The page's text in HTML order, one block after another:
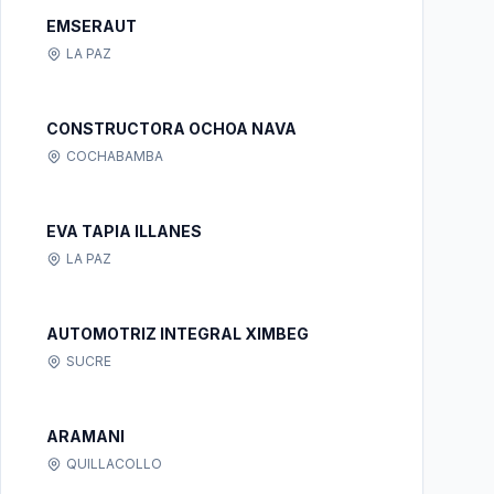
EMSERAUT
LA PAZ
CONSTRUCTORA OCHOA NAVA
COCHABAMBA
EVA TAPIA ILLANES
LA PAZ
AUTOMOTRIZ INTEGRAL XIMBEG
SUCRE
ARAMANI
QUILLACOLLO